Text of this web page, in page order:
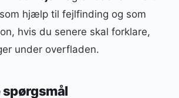
hjælp til fejlfinding og som
hvis du senere skal forklare,
under overfladen.